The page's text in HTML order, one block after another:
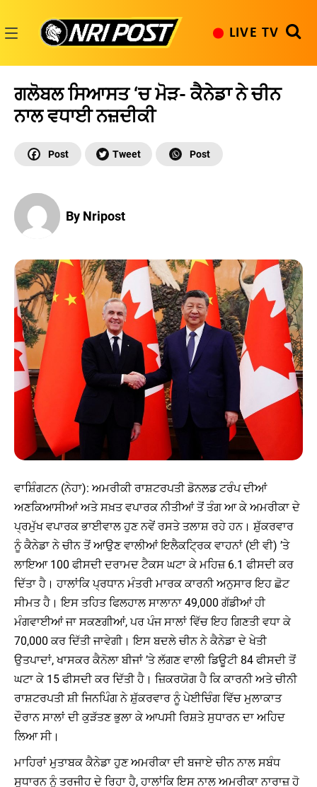
content
LIVE TV
ਗਲੋਬਲ ਸਿਆਸਤ ‘ਚ ਮੋੜ- ਕੈਨੇਡਾ ਨੇ ਚੀਨ
ਨਾਲ ਵਧਾਈ ਨਜ਼ਦੀਕੀ
By Nripost
ਵਾਸ਼ਿੰਗਟਨ (ਨੇਹਾ): ਅਮਰੀਕੀ ਰਾਸ਼ਟਰਪਤੀ ਡੋਨਲਡ ਟਰੰਪ ਦੀਆਂ
ਅਣਕਿਆਸੀਆਂ ਅਤੇ ਸਖ਼ਤ ਵਪਾਰਕ ਨੀਤੀਆਂ ਤੋਂ ਤੰਗ ਆ ਕੇ ਅਮਰੀਕਾ ਦੇ
ਪ੍ਰਮੁੱਖ ਵਪਾਰਕ ਭਾਈਵਾਲ ਹੁਣ ਨਵੇਂ ਰਸਤੇ ਤਲਾਸ਼ ਰਹੇ ਹਨ। ਸ਼ੁੱਕਰਵਾਰ
ਨੂੰ ਕੈਨੇਡਾ ਨੇ ਚੀਨ ਤੋਂ ਆਉਣ ਵਾਲੀਆਂ ਇਲੈਕਟ੍ਰਿਕ ਵਾਹਨਾਂ (ਈ ਵੀ) ’ਤੇ
ਲਾਇਆ 100 ਫੀਸਦੀ ਦਰਾਮਦ ਟੈਕਸ ਘਟਾ ਕੇ ਮਹਿਜ਼ 6.1 ਫੀਸਦੀ ਕਰ
ਦਿੱਤਾ ਹੈ। ਹਾਲਾਂਕਿ ਪ੍ਰਧਾਨ ਮੰਤਰੀ ਮਾਰਕ ਕਾਰਨੀ ਅਨੁਸਾਰ ਇਹ ਛੋਟ
ਸੀਮਤ ਹੈ। ਇਸ ਤਹਿਤ ਫਿਲਹਾਲ ਸਾਲਾਨਾ 49,000 ਗੱਡੀਆਂ ਹੀ
ਮੰਗਵਾਈਆਂ ਜਾ ਸਕਣਗੀਆਂ, ਪਰ ਪੰਜ ਸਾਲਾਂ ਵਿੱਚ ਇਹ ਗਿਣਤੀ ਵਧਾ ਕੇ
70,000 ਕਰ ਦਿੱਤੀ ਜਾਵੇਗੀ। ਇਸ ਬਦਲੇ ਚੀਨ ਨੇ ਕੈਨੇਡਾ ਦੇ ਖੇਤੀ
ਉਤਪਾਦਾਂ, ਖਾਸਕਰ ਕੈਨੋਲਾ ਬੀਜਾਂ ’ਤੇ ਲੱਗਣ ਵਾਲੀ ਡਿਊਟੀ 84 ਫੀਸਦੀ ਤੋਂ
ਘਟਾ ਕੇ 15 ਫੀਸਦੀ ਕਰ ਦਿੱਤੀ ਹੈ। ਜ਼ਿਕਰਯੋਗ ਹੈ ਕਿ ਕਾਰਨੀ ਅਤੇ ਚੀਨੀ
ਰਾਸ਼ਟਰਪਤੀ ਸ਼ੀ ਜਿਨਪਿੰਗ ਨੇ ਸ਼ੁੱਕਰਵਾਰ ਨੂੰ ਪੇਈਚਿੰਗ ਵਿੱਚ ਮੁਲਾਕਾਤ
ਦੌਰਾਨ ਸਾਲਾਂ ਦੀ ਕੁੜੱਤਣ ਭੁਲਾ ਕੇ ਆਪਸੀ ਰਿਸ਼ਤੇ ਸੁਧਾਰਨ ਦਾ ਅਹਿਦ
ਲਿਆ ਸੀ।
ਮਾਹਿਰਾਂ ਮੁਤਾਬਕ ਕੈਨੇਡਾ ਹੁਣ ਅਮਰੀਕਾ ਦੀ ਬਜਾਏ ਚੀਨ ਨਾਲ ਸਬੰਧ
ਸੁਧਾਰਨ ਨੂੰ ਤਰਜੀਹ ਦੇ ਰਿਹਾ ਹੈ, ਹਾਲਾਂਕਿ ਇਸ ਨਾਲ ਅਮਰੀਕਾ ਨਾਰਾਜ਼ ਹੋ